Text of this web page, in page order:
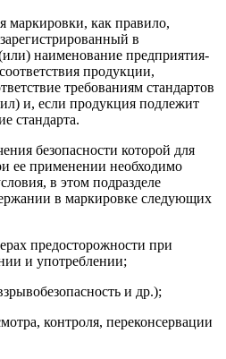
маркировки, как правило,
в
наименование предприятия-
продукции,
требованиям стандартов
и, если продукция подлежит
стандарта.
безопасности которой для
ее применении необходимо
в этом подразделе
в маркировке следующих
предосторожности при
и употреблении;
и др.);
контроля, переконсервации